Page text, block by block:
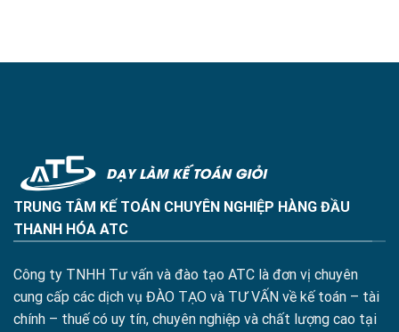
TRUNG TÂM KẾ TOÁN CHUYÊN NGHIỆP HÀNG ĐẦU
THANH HÓA ATC
Công ty TNHH Tư vấn và đào tạo ATC là đơn vị chuyên
cung cấp các dịch vụ ĐÀO TẠO và TƯ VẤN về kế toán – tài
chính – thuế có uy tín, chuyên nghiệp và chất lượng cao tại